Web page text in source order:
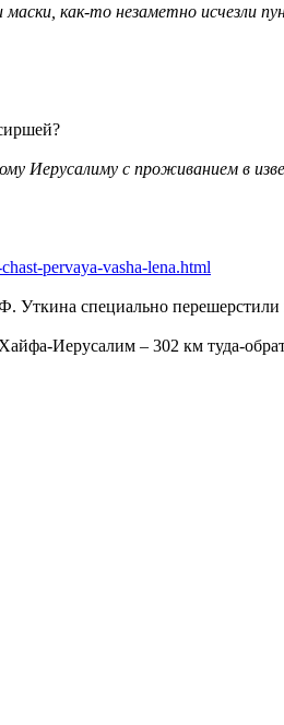
как-то незаметно исчезли
Иерусалиму с проживанием в
pervaya-vasha-lena.html
специально
Иерусалим – 302 км туда-